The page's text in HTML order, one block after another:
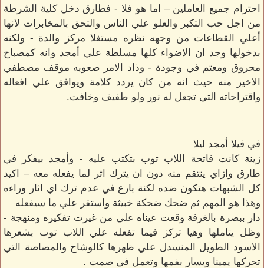
احترام جميع العاملين – اما هو فلا - فطارق دخل كلية الشرطة
من اجل حب التكبر والعلو علي الناس والتحق بالمخابرات لانها
أعلي القطاعات من وجهه نظره مستغلا مركز والدة - ولكنه
بدخولها وجد ان الاضواء كلها مسلطة علي أمجد وانه كمصباح
محروق ومعتم في وجودة - وذاد الامر صعوبه موقف مصطفي
الاخير منه حيث انه من كان يردد كلامة ويوافق علي افعاله
واقتراحاته التي تجعل له نور ولو طفيف وخافت.
في فيلا أمجد ليلا
زينة كانت فاتحة اللاب توب بتكتب عليه - وأمجد بيفكر في
طارق وازاي ينتقم منه دون ان يترك اثر لما يفعله معه – اكيد
كل الشبهات هتكون ضده لكنة بارع في عدم ترك اي اثار وراءه
وهذا هو المهم ثم ضحك ضحكة خبيثة واستقر علي ما سيفعله
دار ببصرة بالغرفة وقعت عيناه علي من غيرت تفكيره ومنهجة -
وظل يتاملها وهيا تركز فيما تفعله علي اللاب توب بشعرها
الاسود الطويل المنسدل علي ظهرها كالوشاح والمصاصة التي
تحركها يمينا ويسار بفمها وتعمل في صمت .